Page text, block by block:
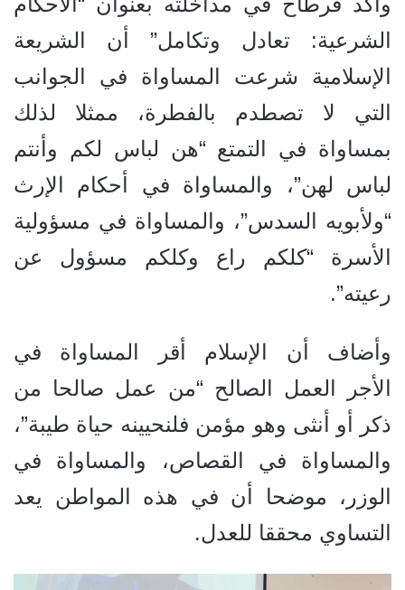
الشرعية: تعادل وتكامل” أن الشريعة
الإسلامية شرعت المساواة في الجوانب
التي لا تصطدم بالفطرة، ممثلا لذلك
بمساواة في التمتع “هن لباس لكم وأنتم
لباس لهن”، والمساواة في أحكام الإرث
“ولأبويه السدس”، والمساواة في مسؤولية
الأسرة “كلكم راع وكلكم مسؤول عن
رعيته”.
وأضاف أن الإسلام أقر المساواة في
الأجر العمل الصالح “من عمل صالحا من
ذكر أو أنثى وهو مؤمن فلنحيينه حياة طيبة”،
والمساواة في القصاص، والمساواة في
الوزر، موضحا أن في هذه المواطن يعد
التساوي محققا للعدل.